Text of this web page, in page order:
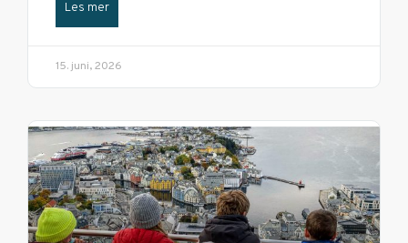
Les mer
15. juni, 2026